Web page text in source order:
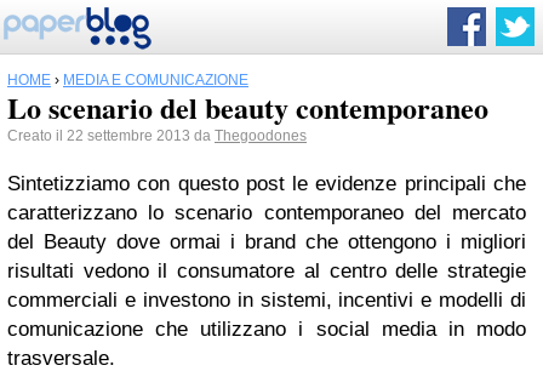
HOME › MEDIA E COMUNICAZIONE
Lo scenario del beauty contemporaneo
Creato il 22 settembre 2013 da Thegoodones
Sintetizziamo con questo post le evidenze principali che
caratterizzano lo scenario contemporaneo del mercato
del Beauty dove ormai i brand che ottengono i migliori
risultati vedono il consumatore al centro delle strategie
commerciali e investono in sistemi, incentivi e modelli di
comunicazione che utilizzano i social media in modo
trasversale.